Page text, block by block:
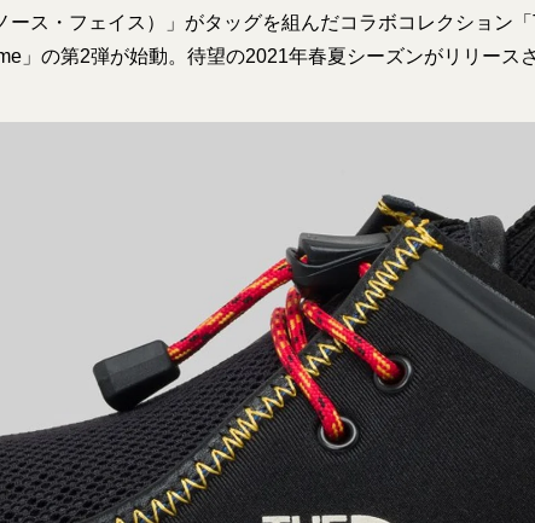
ース・フェイス）」がタッグを組んだコラボコレクション
」の第2弾が始動。待望の2021年春夏シーズンがリリース